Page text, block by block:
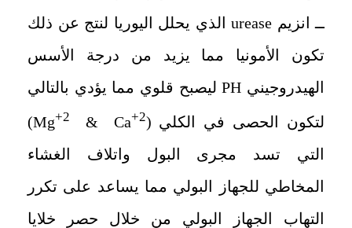
ــ انزيم urease الذي يحلل اليوريا لنتج عن ذلك
تكون الأمونيا مما يزيد من درجة الأسس
الهيدروجيني PH ليصبح قلوي مما يؤدي بالتالي
لتكون الحصى في الكلي (Mg
+2 & Ca+2
)
التي تسد مجرى البول واتلاف الغشاء
المخاطي للجهاز البولي مما يساعد على تكرر
التهاب الجهاز البولي من خلال حصر خلايا